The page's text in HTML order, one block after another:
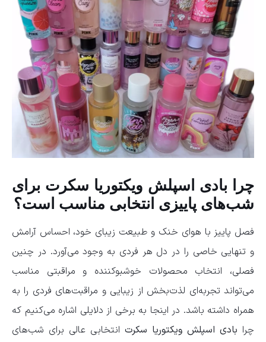
چرا بادی اسپلش ویکتوریا سکرت برای
شب‌های پاییزی انتخابی مناسب است؟
فصل پاییز با هوای خنک و طبیعت زیبای خود، احساس آرامش
و تنهایی خاصی را در دل هر فردی به وجود می‌آورد. در چنین
فصلی، انتخاب محصولات خوشبوکننده و مراقبتی مناسب
می‌تواند تجربه‌ای لذت‌بخش از زیبایی و مراقبت‌های فردی را به
همراه داشته باشد. در اینجا به برخی از دلایلی اشاره می‌کنیم که
چرا بادی اسپلش ویکتوریا سکرت انتخابی عالی برای شب‌های